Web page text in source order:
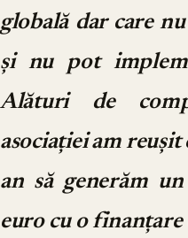
globală dar care
și nu pot
Alături de
asociației am reușit
an să generăm
euro cu o finanțare